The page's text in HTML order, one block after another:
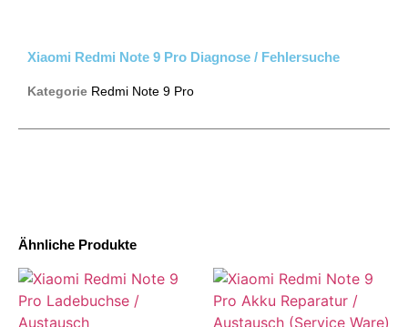
Ähnliche Produkte
Xiaomi Redmi Note 9 Pro Diagnose / Fehlersuche
Kategorie Redmi Note 9 Pro